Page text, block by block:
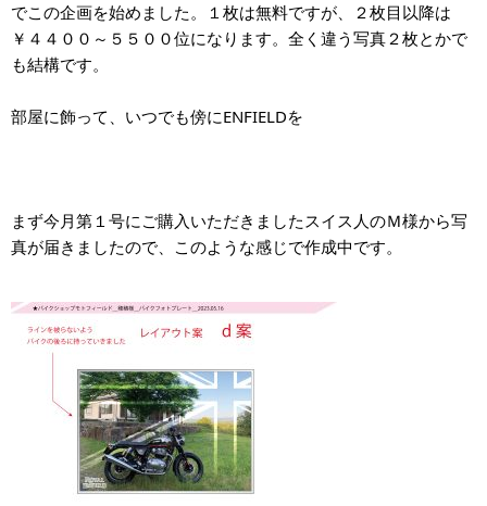
でこの企画を始めました。１枚は無料ですが、２枚目以降は
￥４４００～５５００位になります。全く違う写真２枚とかで
も結構です。
部屋に飾って、いつでも傍にENFIELDを
まず今月第１号にご購入いただきましたスイス人のＭ様から写
真が届きましたので、このような感じで作成中です。